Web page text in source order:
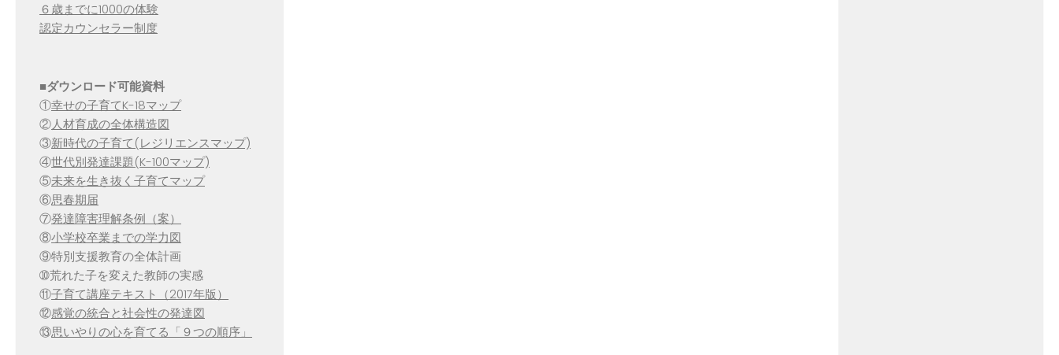
６歳までに1000の体験
認定カウンセラー制度
■ダウンロード可能資料
①幸せの子育てK-18マップ
②人材育成の全体構造図
③新時代の子育て(レジリエンスマップ)
④世代別発達課題(K-100マップ)
⑤未来を生き抜く子育てマップ
⑥思春期届
⑦発達障害理解条例（案）
⑧小学校卒業までの学力図
⑨特別支援教育の全体計画
➉荒れた子を変えた教師の実感
⑪子育て講座テキスト（2017年版）
⑫感覚の統合と社会性の発達図
⑬思いやりの心を育てる「９つの順序」